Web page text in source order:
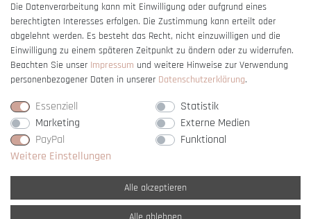
Vertrag widerrufen
Die Datenverarbeitung kann mit Einwilligung oder aufgrund eines
berechtigten Interesses erfolgen. Die Zustimmung kann erteilt oder
abgelehnt werden. Es besteht das Recht, nicht einzuwilligen und die
Einwilligung zu einem späteren Zeitpunkt zu ändern oder zu widerrufen.
Beachten Sie unser Impressum und weitere Hinweise zur Verwendung
personenbezogener Daten in unserer Daten­schutz­erklärung.
Essenziell
Statistik
Marketing
Externe Medien
PayPal
Funktional
Weitere Einstellungen
Alle akzeptieren